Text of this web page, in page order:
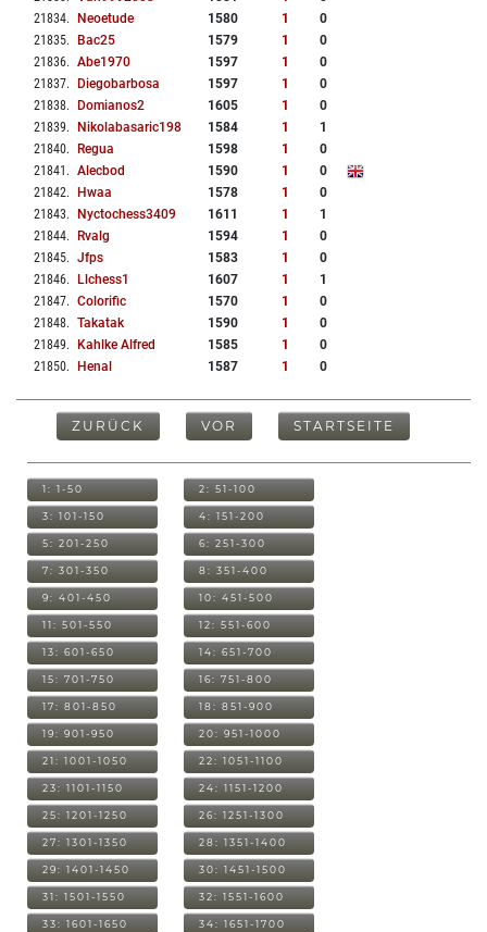
21834. Neoetude 1580 1
0
21835. Bac25 1579 1
0
21836. Abe1970 1597 1
0
21837. Diegobarbosa 1597 1
0
21838. Domianos2 1605 1
0
21839. Nikolabasaric198 1584 1
1
21840. Regua 1598 1
0
21841 . Alecbod 1590 1
0
21842. Hwaa 1578 1
0
21843. Nyctochess3409 1611 1
1
21844. Rvalg 1594 1
0
21845. Jfps 1583 1
0
21846. Llchess1 1607 1
1
21847. Colorific 1570 1
0
21848. Takatak 1590 1
0
21849. Kahlke Alfred 1585 1
0
21850. Henal 1587 1 0
ZURÜCK VOR STARTSEITE
1: 1-50 2: 51-100
3: 101-150 4: 151-200
5: 201-250 6: 251-300
7: 301-350 8: 351-400
9: 401-450 10: 451-500
11: 501-550 12: 551-600
13: 601-650 14: 651-700
15: 701-750 16: 751-800
17: 801-850 18: 851-900
19: 901-950 20: 951-1000
21: 1001-1050 22: 1051-1100
23: 1101-1150 24: 1151-1200
25: 1201-1250 26: 1251-1300
27: 1301-1350 28: 1351-1400
29: 1401-1450 30: 1451-1500
31: 1501-1550 32: 1551-1600
33: 1601-1650 34: 1651-1700